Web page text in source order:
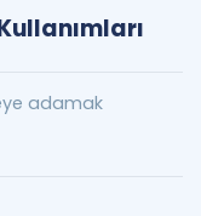
adamak